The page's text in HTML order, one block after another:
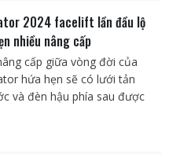
2024 facelift lần đầu lộ
nhiều nâng cấp
cấp giữa vòng đời của
hứa hẹn sẽ có lưới tản
và đèn hậu phía sau được